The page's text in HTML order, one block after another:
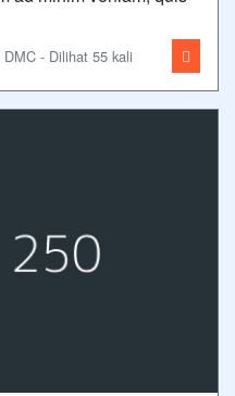
- Dilihat 55 kali